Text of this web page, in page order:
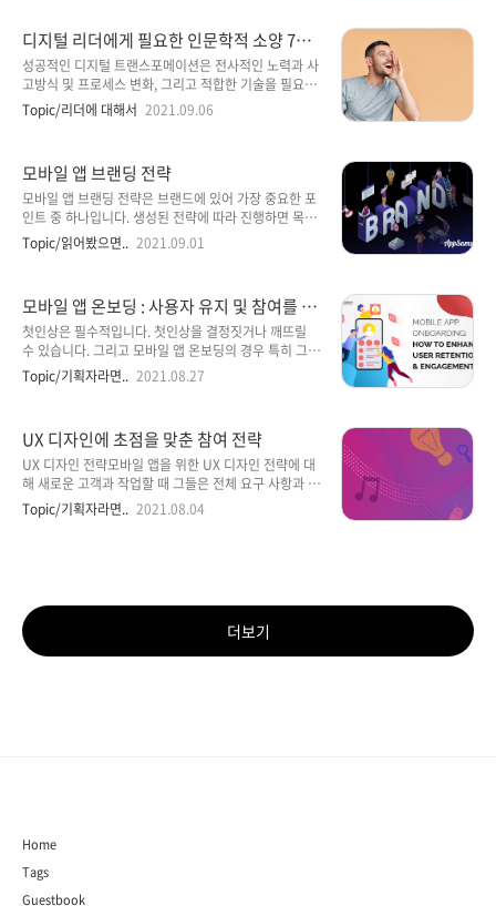
..
서 필수 요소가 될까? 너무 나간 것일까? ​ 소프트웨어 개
발에 템플릿, 사전 설계, 통합 용이성 등을 제공하는 ‘로
우코드’ 플랫폼 및 도구가 최근 몇 년간 급속하게 성장하
고 광범위하게 대중화됐다. 마치 단축키나 가속기 같은
이 도구를 사용하는 사례가 계속 증가하고 있다. 그렇다
디지털 리더에게 필요한 인문학적 소양 7가
지
성공적인 디지털 트랜스포메이션은 전사적인 노력과 사
고방식 및 프로세스 변화, 그리고 적합한 기술을 필요로
한다. 나아가 유능한 CIO와 디지털 리더의 존재가 반드
시 필요하다. 근래 최대의 비즈니스 중단 사태라고 할 만
고 있는 비용 절감, 사이버 보안 및 준법 조치의 준비 여
부 확인, 혁신 지원, 고객 소통 강화 등의 임무와 관련된
것들이다. MIT 슬론 정보시스템 연구센터(CISR) 연구
원 스테파니 워너는 “많은 CIO들이 다양한 부가 업무에
대해 애로점을 토로한다. 그들의 역할이 실제로 광범위
Topic/리더에 대해서 2021.09.06
모바일 앱 브랜딩 전략
모바일 앱 브랜딩 전략은 브랜드에 있어 가장 중요한 포
인트 중 하나입니다. 생성된 전략에 따라 진행하면 목표
를 달성할 수 있습니다. 하지만 올바른 모바일 앱 브랜딩
전략을 세우기 위해 주의해야 할 점을 살펴 보겠습니다.
은 사용자 경험을 개선하는 것을 목표로 합니다. 사용자
는 자주 하는 모바일 앱을 평가하기 때문입니다. A/B 테
스트는 모바일 앱을 개발하는 동안 사용자의 요구를 이
해하고 사용자 경험을 평가하기 위해 수행되어야 합니
다. A/B 테스팅은 최종 사용자가 좋아하는 앱을 디자인
자를 조..
Topic/읽어봤으면.. 2021.09.01
모바일 앱 온보딩 : 사용자 유지 및 참여를 향
상시키는 10가지 입증된 방법
첫인상은 필수적입니다. 첫인상을 결정짓거나 깨뜨릴
수 있습니다. 그리고 모바일 앱 온보딩의 경우 특히 그렇
습니다. "훌륭한 첫인상을 남길 수 있는 두 번째 기회는
없습니다."- 윌 로저스. 사용자가 예측할 수 없고 주의가
지 않고 단순히 앱을 실행하면 처음부터 사용자의 관심
을 끌 기회를 잃게 됩니다. 따라서 앱 온보딩 프로세스는
즐거운 사용자 경험 을 만드는 가장 중요한 단계 중 하나
로 간주됩니다 .그러나 모바일 앱 온보딩이란 무엇이며
올바르게 수행하는 방법은 무엇입니까? 이 블로그에서
Topic/기획자라면.. 2021.08.27
UX 디자인에 초점을 맞춘 참여 전략
UX 디자인 전략모바일 앱을 위한 UX 디자인 전략에 대
해 새로운 고객과 작업할 때 그들은 전체 요구 사항과 제
품 목표를 제시합니다. 세션은 일반적으로 클라이언트
의 야심찬 진술이나 목표로 시작됩니다. 우리는 고객을
지는 순간, 업계에서 일하는 누군가가 한 가지 실망스러
운 부분을 발견하고 다음과 같이 말했습니다. 나는 시장
의 격차를 보고 그것을 고칠 방법에 대한 아이디어를 냈
Topic/기획자라면.. 2021.08.04
더보기
Home
Tags
Guestbook